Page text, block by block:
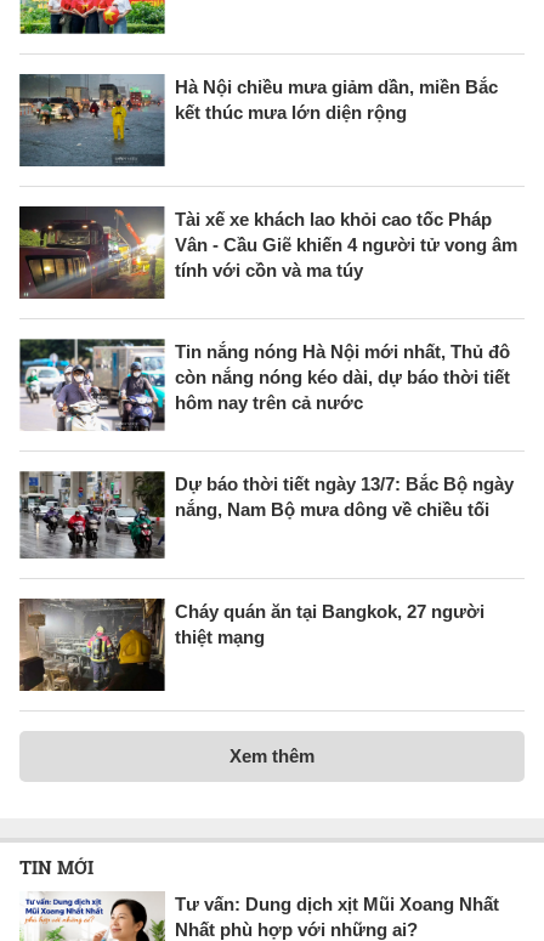
Hà Nội chiều mưa giảm dần, miền Bắc
kết thúc mưa lớn diện rộng
Tài xế xe khách lao khỏi cao tốc Pháp
Vân - Cầu Giẽ khiến 4 người tử vong âm
tính với cồn và ma túy
Tin nắng nóng Hà Nội mới nhất, Thủ đô
còn nắng nóng kéo dài, dự báo thời tiết
hôm nay trên cả nước
Dự báo thời tiết ngày 13/7: Bắc Bộ ngày
nắng, Nam Bộ mưa dông về chiều tối
Cháy quán ăn tại Bangkok, 27 người
thiệt mạng
Xem thêm
TIN MỚI
Tư vấn: Dung dịch xịt Mũi Xoang Nhất
Nhất phù hợp với những ai?